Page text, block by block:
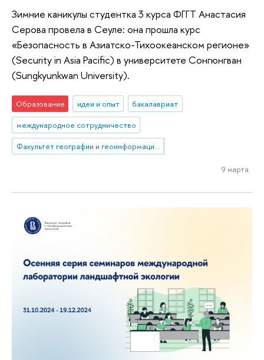
Зимние каникулы студентка 3 курса ФГГТ Анастасия
Серова провела в Сеуле: она прошла курс
«Безопасность в Азиатско-Тихоокеанском регионе»
(Security in Asia Pacific) в университете Сонгюнгван
(Sungkyunkwan University).
Образование идеи и опыт
бакалавриат
международное сотрудничество
Факультет географии и геоинформационных технологий
9 марта